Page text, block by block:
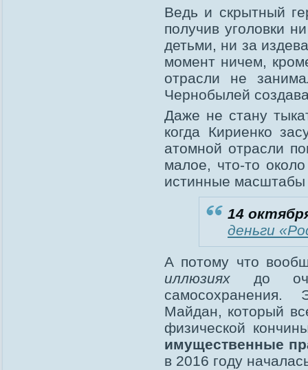
Ведь и скрытный
получив уголовки
детьми, ни за
момент ничем,
отрасли не
Чернобылей
Даже не стану
когда Кириенко
атомной отрасли
малое, что-то
истинные
14
деньги
А потому что
иллюзиях до
Майдан, который
физической
имущественные
в 2016 году